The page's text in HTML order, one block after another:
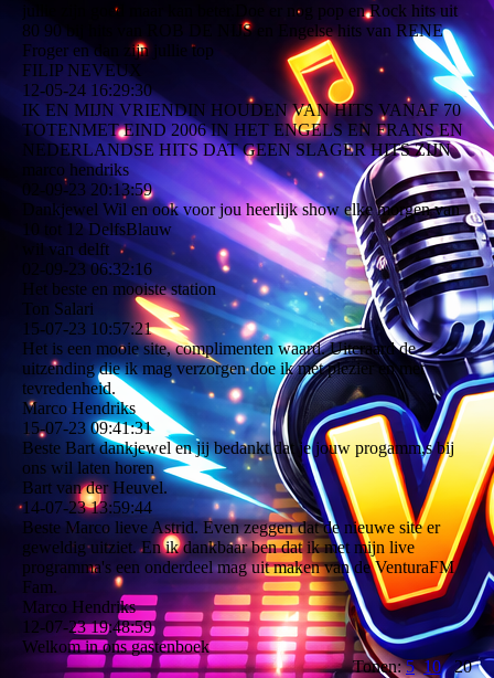
jullie zijn goed maar kan beter.Doe er nog pop en Rock hits uit
80 90 bij hits van ROB DE NIJS en Engelse hits van RENE
Froger en dan zijn jullie top
FILIP NEVEUX
12-05-24 16:29:30
IK EN MIJN VRIENDIN HOUDEN VAN HITS VANAF 70
TOTENMET EIND 2006 IN HET ENGELS EN FRANS EN
NEDERLANDSE HITS DAT GEEN SLAGER HITS ZIJN
marco hendriks
02-09-23 20:13:59
Dankjewel Wil en ook voor jou heerlijk show elke morgen van
10 tot 12 DelfsBlauw
wil van delft
02-09-23 06:32:16
Het beste en mooiste station
Ton Salari
15-07-23 10:57:21
Het is een mooie site, complimenten waard. Uiteraard de
uitzending die ik mag verzorgen doe ik met plezier en met
tevredenheid.
Marco Hendriks
15-07-23 09:41:31
Beste Bart dankjewel en jij bedankt dat je jouw progamm,s bij
ons wil laten horen
Bart van der Heuvel.
14-07-23 13:59:44
Beste Marco lieve Astrid. Even zeggen dat de nieuwe site er
geweldig uitziet. En ik dankbaar ben dat ik met mijn live
programma's een onderdeel mag uit maken van de VenturaFM
Fam.
Marco Hendriks
12-07-23 19:48:59
Welkom in ons gastenboek
Tonen:5 1020